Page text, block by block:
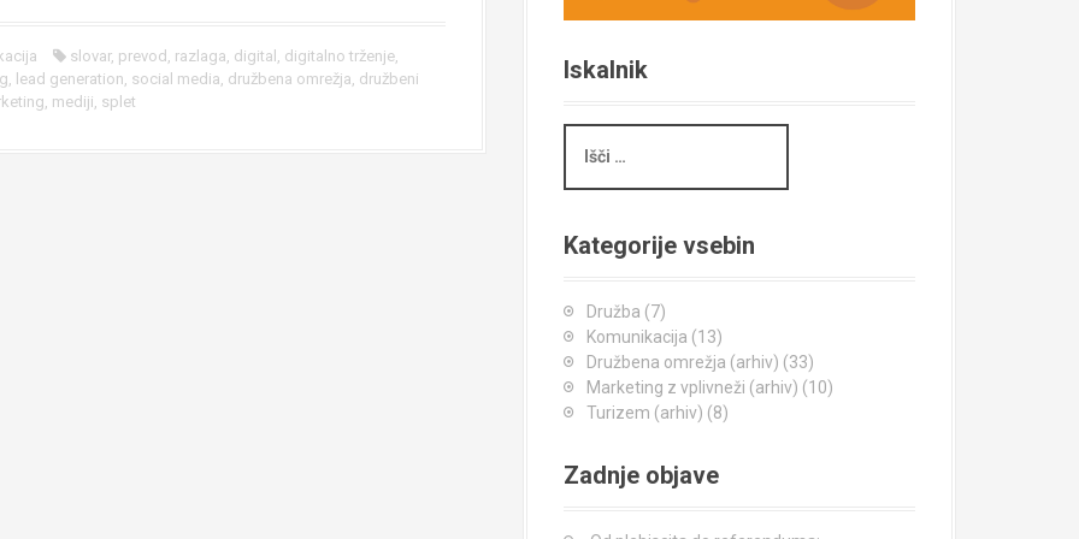
slovar, prevod , razlaga, digital , digitalno trženje,
, lead generation, social media, družbena omrežja, družbeni
, mediji, splet
Iskalnik
č
Kategorije vsebin
Družba (7)
Komunikacija (13)
Družbena omrežja (arhiv) (33)
Marketing z vplivneži (arhiv) (10)
Turizem (arhiv) (8)
Zadnje objave